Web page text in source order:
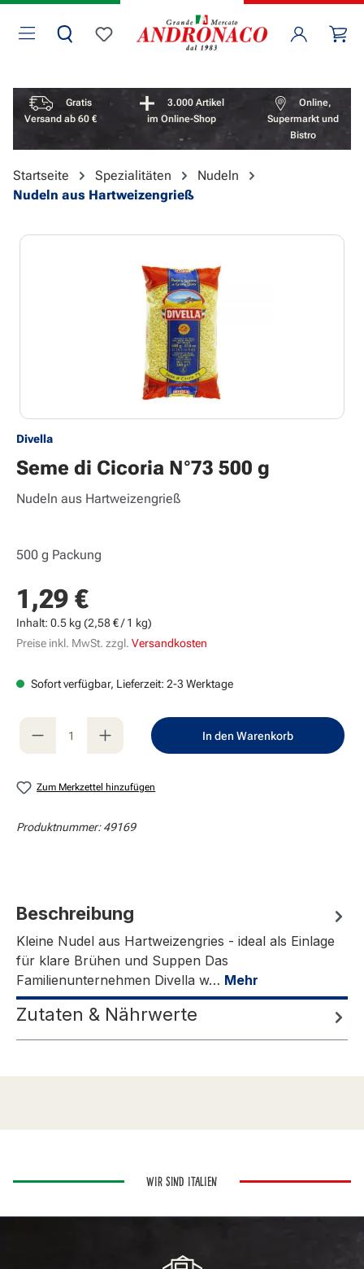
Zum Hauptinhalt springen
Du hast 0 Produkte auf dem Merkzettel
Vorteile überspringen
Gratis
Versand ab 60 €
3.000 Artikel
im Online-Shop
Online,
Supermarkt und
Bistro
Startseite Spezialitäten
Nudeln
Nudeln aus Hartweizengrieß
Bildergalerie überspringen
Divella
Seme di Cicoria N°73 500 g
Nudeln aus Hartweizengrieß
500 g Packung
Regulärer Preis:
1,29 €
Inhalt: 0.5 kg (2,58 € / 1 kg)
Preise inkl. MwSt. zzgl. Versandkosten
Sofort verfügbar, Lieferzeit: 2-3 Werktage
Produkt Anzahl: Gib den gewünschten
In den Warenkorb
Zum Merkzettel hinzufügen
Produktnummer:49169
Beschreibung
Kleine Nudel aus Hartweizengries - ideal als Einlage
für klare Brühen und Suppen Das
Familienunternehmen Divella w… Mehr
Zutaten & Nährwerte
WIR SIND ITALIEN